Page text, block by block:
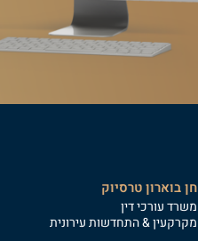
חן בוארון טרסיוק
משרד עורכי דין
מקרקעין & התחדשות עירונית